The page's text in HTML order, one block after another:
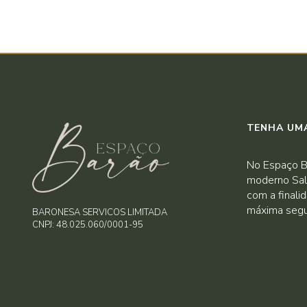
BARONESA SERVICOS LIMITADA
CNPJ: 48.025.060/0001-95
TENHA
No Espaço
moderno
com a
máxima